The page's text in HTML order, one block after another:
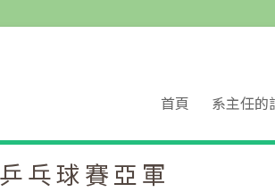
首頁 系主任的
乓球賽亞軍